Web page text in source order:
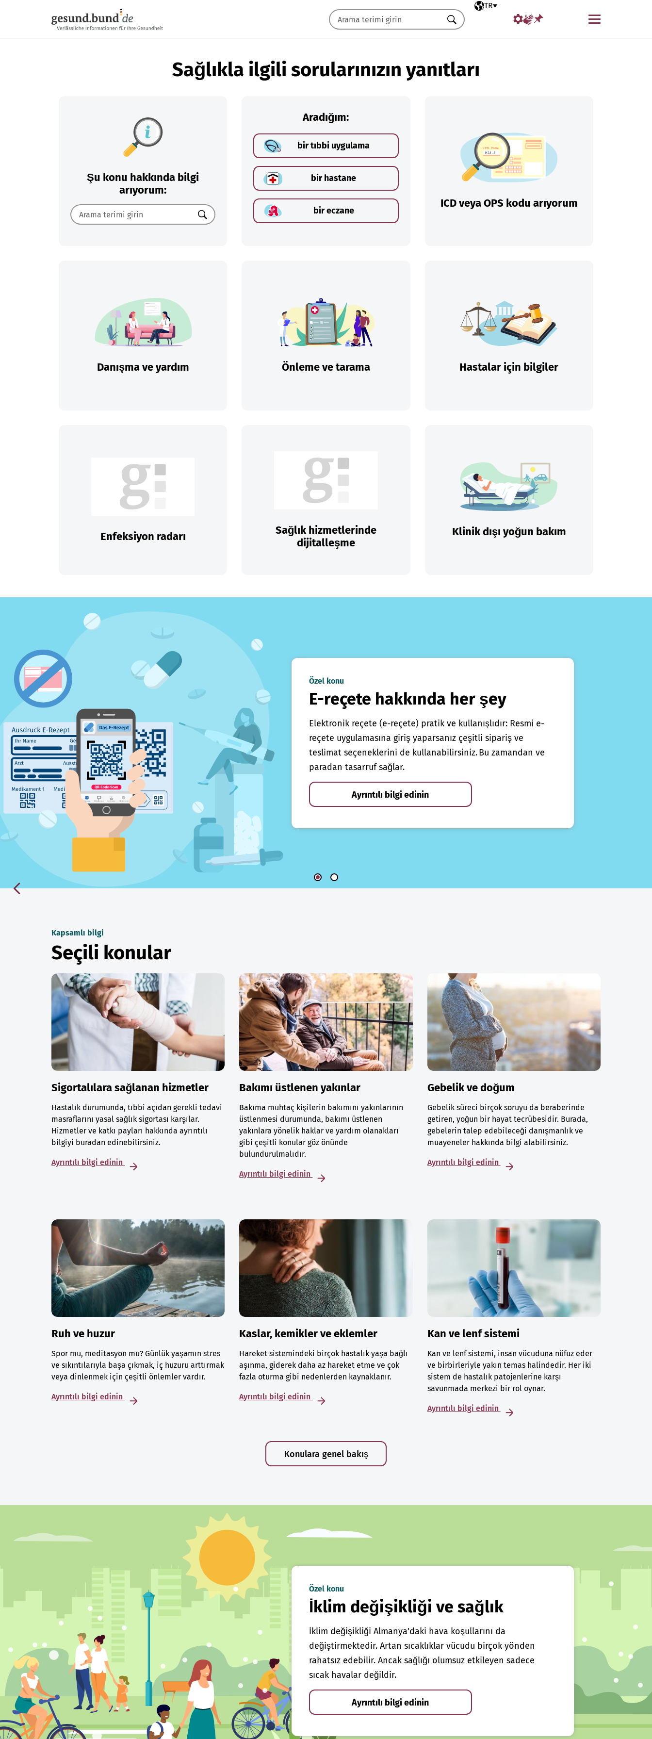
Seçili dil
TR
Menü
Ara
Sağlıkla ilgili sorularınızın yanıtları
Şu konu hakkında bilgi
arıyorum:
Ara
Aradığım:
bir tıbbi uygulama
bir hastane
bir eczane
ICD veya OPS kodu arıyorum
Danışma ve yardım Önleme ve tarama Hastalar için bilgiler
Enfeksiyon radarı
Sağlık hizmetlerinde
dijitalleşme
Klinik dışı yoğun bakım
Özel konu
E-reçete hakkında her şey
Elektronik reçete (e-reçete) pratik ve kullanışlıdır: Resmi e-
reçete uygulamasına giriş yaparsanız çeşitli sipariş ve
teslimat seçeneklerini de kullanabilirsiniz. Bu zamandan ve
paradan tasarruf sağlar.
Ayrıntılı bilgi edinin
Kapsamlı bilgi
Seçili konular
Sigortalılara sağlanan hizmetler
Hastalık durumunda, tıbbi açıdan gerekli tedavi
masraflarını yasal sağlık sigortası karşılar.
Hizmetler ve katkı payları hakkında ayrıntılı
bilgiyi buradan edinebilirsiniz.
Ayrıntılı bilgi edinin
Bakımı üstlenen yakınlar
Bakıma muhtaç kişilerin bakımını yakınlarının
üstlenmesi durumunda, bakımı üstlenen
yakınlara yönelik haklar ve yardım olanakları
gibi çeşitli konular göz önünde
bulundurulmalıdır.
Ayrıntılı bilgi edinin
Gebelik ve doğum
Gebelik süreci birçok soruyu da beraberinde
getiren, yoğun bir hayat tecrübesidir. Burada,
gebelerin talep edebileceği danışmanlık ve
muayeneler hakkında bilgi alabilirsiniz.
Ayrıntılı bilgi edinin
Ruh ve huzur
Spor mu, meditasyon mu? Günlük yaşamın stres
ve sıkıntılarıyla başa çıkmak, iç huzuru arttırmak
veya dinlenmek için çeşitli önlemler vardır.
Ayrıntılı bilgi edinin
Kaslar, kemikler ve eklemler
Hareket sistemindeki birçok hastalık yaşa bağlı
aşınma, giderek daha az hareket etme ve çok
fazla oturma gibi nedenlerden kaynaklanır.
Ayrıntılı bilgi edinin
Kan ve lenf sistemi
Kan ve lenf sistemi, insan vücuduna nüfuz eder
ve birbirleriyle yakın temas halindedir. Her iki
sistem de hastalık patojenlerine karşı
savunmada merkezi bir rol oynar.
Ayrıntılı bilgi edinin
Konulara genel bakış
Özel konu
İklim değişikliği ve sağlık
İklim değişikliği Almanya'daki hava koşullarını da
değiştirmektedir. Artan sıcaklıklar vücudu birçok yönden
rahatsız edebilir. Ancak sağlığı olumsuz etkileyen sadece
sıcak havalar değildir.
Ayrıntılı bilgi edinin